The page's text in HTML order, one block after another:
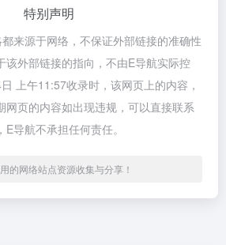
特别声明
来源于网络，不保证外部链接的准确性
该外部链接的指向，不由E导航实际控
上午11:57收录时，该网页上的内容，
网页的内容如出现违规，可以直接联系
导航不承担任何责任。
的网络站点资源收集与分享！